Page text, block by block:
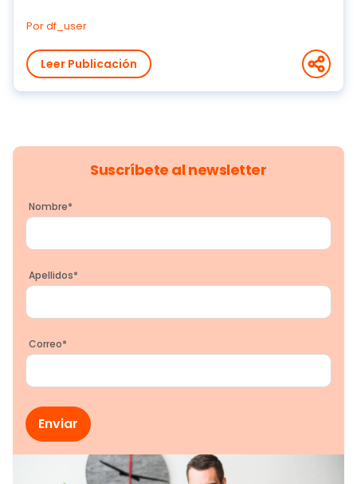
Por df_user
Leer Publicación
Suscríbete al newsletter
Nombre*
Apellidos*
Correo*